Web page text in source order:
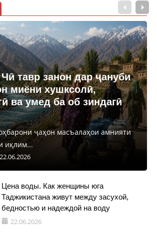
тавр занон дар ҷануби
миёни хушксолӣ,
ва умед ба об зиндагӣ
ҷаҳон масъалаҳои амнияти
иқлим...
22.06.2026
Цена воды. Как женщины юга
Таджикистана живут между засухой,
бедностью и надеждой на воду
22.06.2026